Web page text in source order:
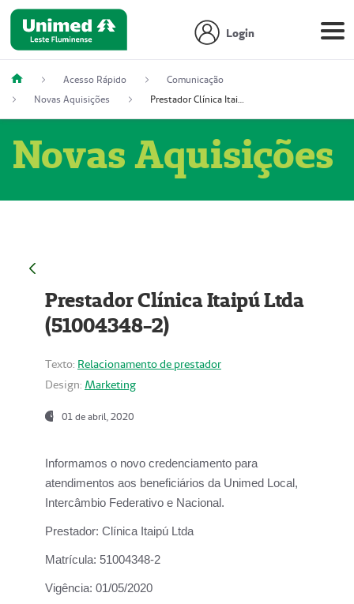
Login
Acesso Rápido
Comunicação
Novas Aquisições
Prestador Clínica Itaipú Ltda (51004348-2)
Novas Aquisições
Prestador Clínica Itaipú Ltda
(51004348-2)
Texto: Relacionamento de prestador
Design: Marketing
01 de abril, 2020
Informamos o novo credenciamento para
atendimentos aos beneficiários da Unimed Local,
Intercâmbio Federativo e Nacional.
Prestador: Clínica Itaipú Ltda
Matrícula: 51004348-2
Vigência: 01/05/2020